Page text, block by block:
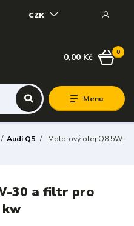
Menu
CZK
0
0,00 Kč
Audi Q5
Motorový olej Q8 5W-
30 a filtr pro
kw